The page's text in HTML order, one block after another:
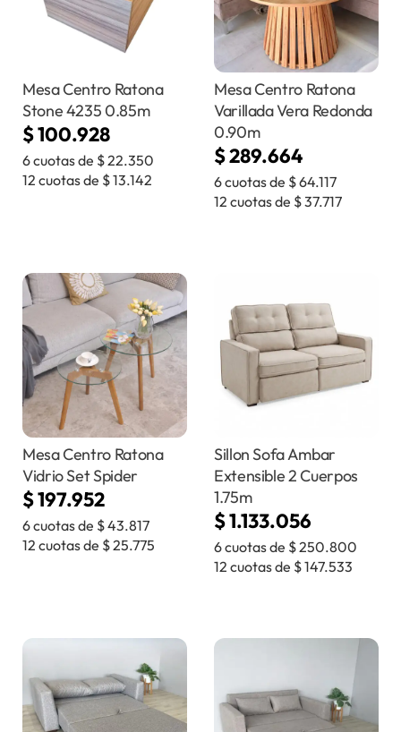
Mesa Centro Ratona
Stone 4235 0.85m
$100.928
6 cuotas de $22.350
12 cuotas de $13.142
Mesa Centro Ratona
Varillada Vera Redonda
0.90m
$289.664
6 cuotas de $64.117
12 cuotas de $37.717
Mesa Centro Ratona
Vidrio Set Spider
$197.952
6 cuotas de $43.817
12 cuotas de $25.775
Sillon Sofa Ambar
Extensible 2 Cuerpos
1.75m
$1.133.056
6 cuotas de $250.800
12 cuotas de $147.533